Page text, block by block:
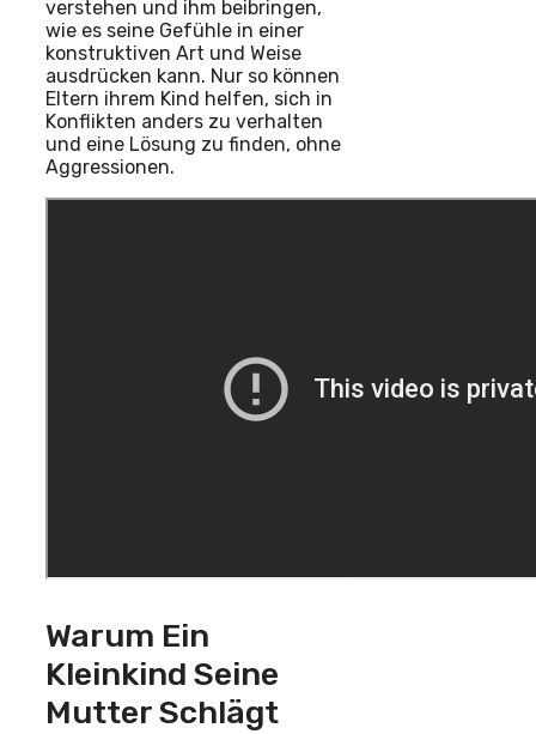
verstehen und ihm beibringen,
wie es seine Gefühle in einer
konstruktiven Art und Weise
ausdrücken kann. Nur so können
Eltern ihrem Kind helfen, sich in
Konflikten anders zu verhalten
und eine Lösung zu finden, ohne
Aggressionen.
Warum Ein
Kleinkind Seine
Mutter Schlägt